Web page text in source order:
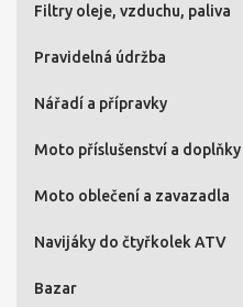
Filtry oleje, vzduchu, paliva
Pravidelná údržba
Nářadí a přípravky
Moto příslušenství a doplňky
Moto oblečení a zavazadla
Navijáky do čtyřkolek ATV
Bazar